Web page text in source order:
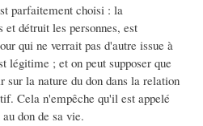
parfaitement choisi : la
détruit les personnes, est
qui ne verrait pas d'autre issue à
légitime ; et on peut supposer que
sur la nature du don dans la relation
Cela n'empêche qu'il est appelé
don de sa vie.